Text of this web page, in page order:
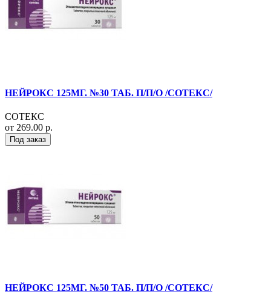
НЕЙРОКС 125МГ. №30 ТАБ. П/П/О /СОТЕКС/
СОТЕКС
от 269.00 р.
Под заказ
НЕЙРОКС 125МГ. №50 ТАБ. П/П/О /СОТЕКС/